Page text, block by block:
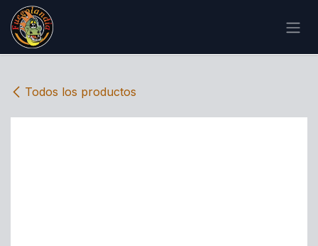
IR AL CONTENIDO
Todos los productos